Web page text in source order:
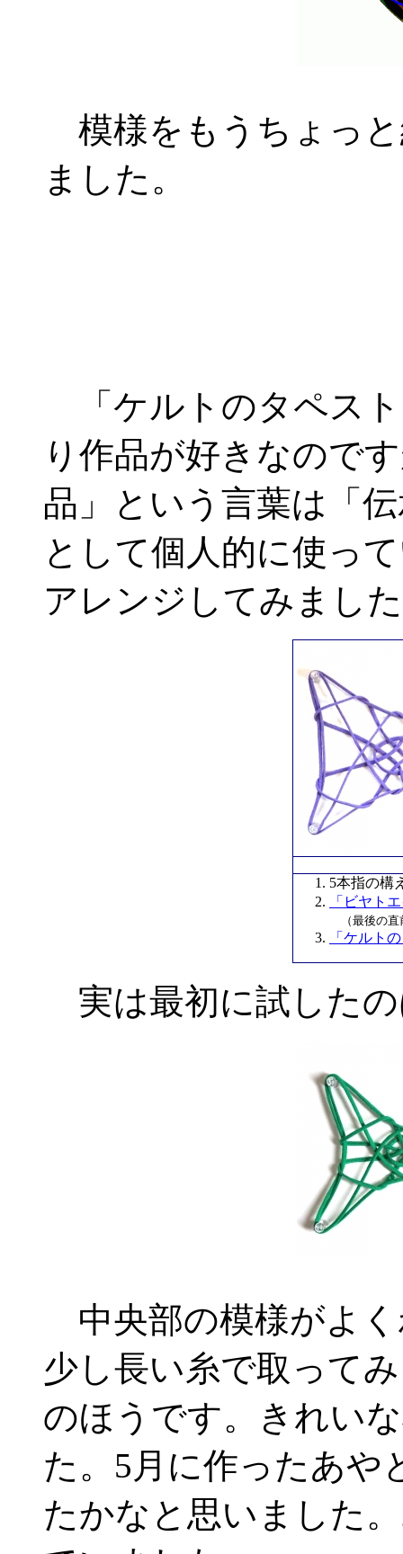
模様をもうちょっ
ました。
「ケルトのタペス
り作品が好きなので
品」という言葉は「
として個人的に使っ
アレンジしてみまし
5本指の構
「ビヤト
（最後の直
「ケルト
実は最初に試した
中央部の模様がよ
少し長い糸で取って
のほうです。きれい
た。5月に作ったあや
たかなと思いました